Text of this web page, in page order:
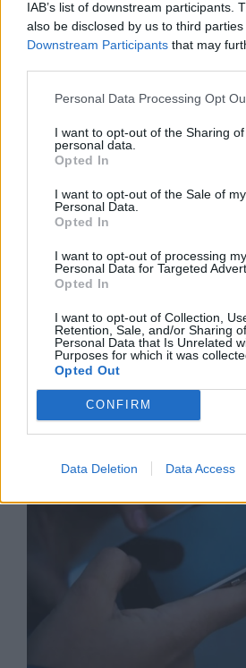
IAB’s list of downstream participants.
also be disclosed by us to third
Downstream Participants that may
Personal Data Processing Opt
I want to opt-out of the Sharing
personal data.
Opted In
I want to opt-out of the Sale of my
Personal Data.
Opted In
I want to opt-out of processing my
Personal Data for Targeted
Opted In
I want to opt-out of Collection,
Retention, Sale, and/or Sharing
Personal Data that Is Unrelated
Purposes for which it was
Opted Out
CONFIRM
Data Deletion Data Access
Изкуствен интелект
създаде нови
Астронавти на NASA
открития космос
07.08.2026 / 15:00